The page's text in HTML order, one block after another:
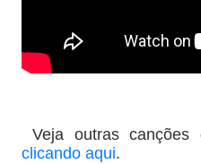
Veja outras
clicando aqui.